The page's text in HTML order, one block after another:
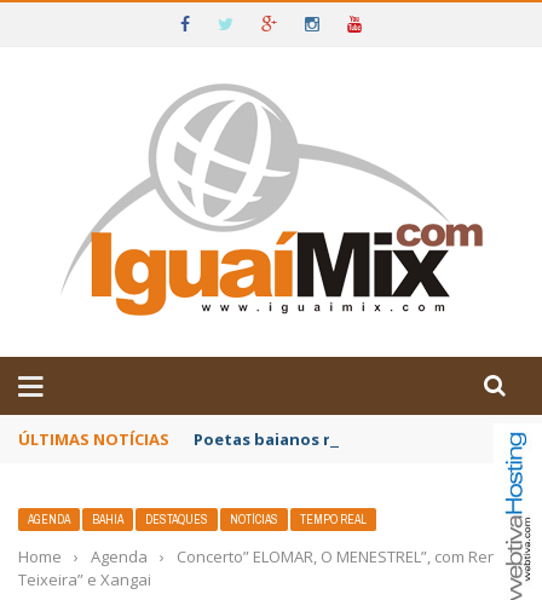
IGUAÍ E SUDOESTE DA BAHIA
ÚLTIMAS NOTÍCIAS Poetas baianos representam o Brasil no
AGENDA BAHIA DESTAQUES NOTÍCIAS TEMPO REAL
Home › Agenda ›
Concerto” ELOMAR, O MENESTREL”, com Renato
Teixeira” e Xangai